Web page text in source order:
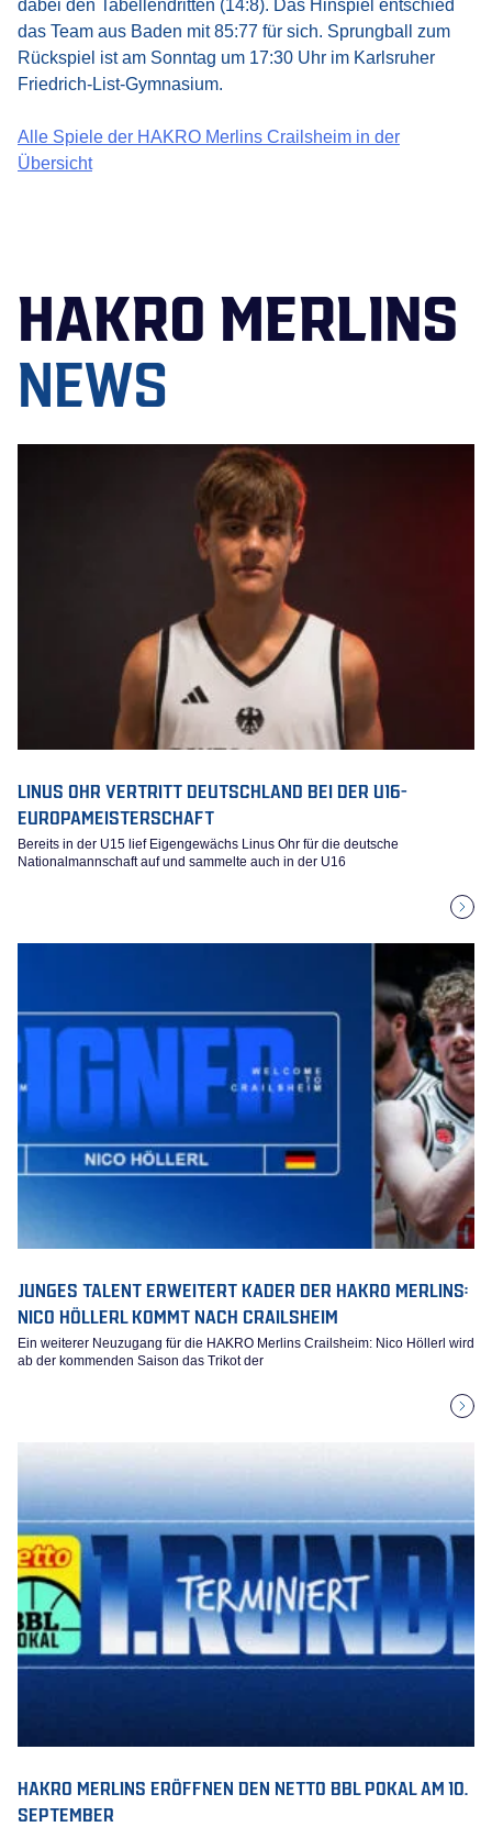
dabei den Tabellendritten (14:8). Das Hinspiel entschied
das Team aus Baden mit 85:77 für sich. Sprungball zum
Rückspiel ist am Sonntag um 17:30 Uhr im Karlsruher
Friedrich-List-Gymnasium.
Alle Spiele der HAKRO Merlins Crailsheim in der
Übersicht
HAKRO MERLINS
NEWS
LINUS OHR VERTRITT DEUTSCHLAND BEI DER U16-
EUROPAMEISTERSCHAFT
Bereits in der U15 lief Eigengewächs Linus Ohr für die deutsche
Nationalmannschaft auf und sammelte auch in der U16
JUNGES TALENT ERWEITERT KADER DER HAKRO MERLINS:
NICO HÖLLERL KOMMT NACH CRAILSHEIM
Ein weiterer Neuzugang für die HAKRO Merlins Crailsheim: Nico Höllerl wird
ab der kommenden Saison das Trikot der
HAKRO MERLINS ERÖFFNEN DEN NETTO BBL POKAL AM 10.
SEPTEMBER